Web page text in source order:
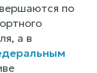
по
а в